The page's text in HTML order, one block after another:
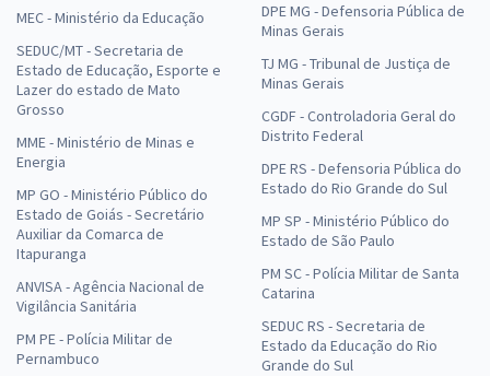
MEC - Ministério da Educação
SEDUC/MT - Secretaria de
Estado de Educação, Esporte e
Lazer do estado de Mato
Grosso
MME - Ministério de Minas e
Energia
MP GO - Ministério Público do
Estado de Goiás - Secretário
Auxiliar da Comarca de
Itapuranga
ANVISA - Agência Nacional de
Vigilância Sanitária
PM PE - Polícia Militar de
Pernambuco
DPE MG - Defensoria Pública de
Minas Gerais
TJ MG - Tribunal de Justiça de
Minas Gerais
CGDF - Controladoria Geral do
Distrito Federal
DPE RS - Defensoria Pública do
Estado do Rio Grande do Sul
MP SP - Ministério Público do
Estado de São Paulo
PM SC - Polícia Militar de Santa
Catarina
SEDUC RS - Secretaria de
Estado da Educação do Rio
Grande do Sul